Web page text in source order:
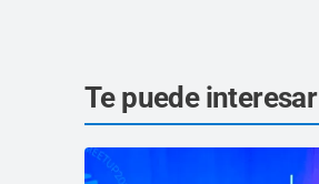
Te puede interesar